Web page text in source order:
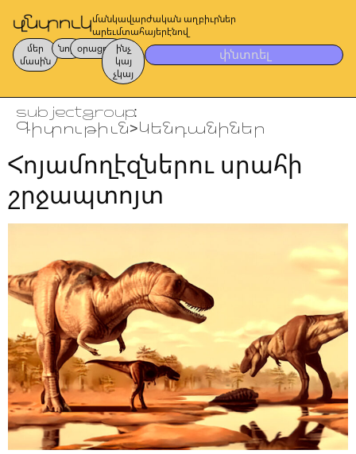
մանկավարժական աղբիւրներ
արեւմտահայերէնով
մեր
մասին
նոր օրացոյց
ինչ
կայ
չկայ
փնտռել
subjectgroup:
Գիտութիւն>Կենդանիներ
Հոյամողէզներու սրահի
շրջապտոյտ